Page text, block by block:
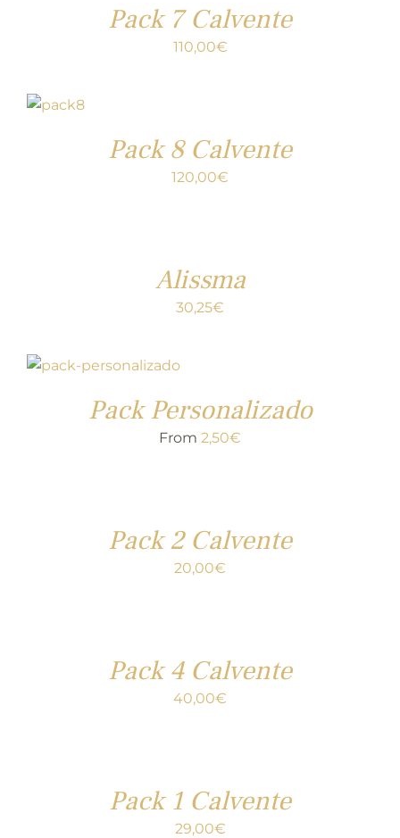
Pack 7 Calvente
110,00€
Pack 8 Calvente
120,00€
Alissma
30,25€
Pack Personalizado
From 2,50€
Pack 2 Calvente
20,00€
Pack 4 Calvente
40,00€
Pack 1 Calvente
29,00€